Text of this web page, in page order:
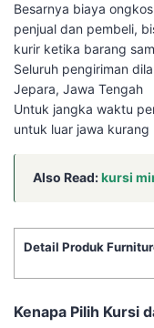
Besarnya biaya
penjual dan pembeli,
kurir ketika barang
Seluruh pengiriman
Jepara, Jawa Tengah
Untuk jangka waktu
untuk luar jawa kurang
Also Read:kursi
Detail Produk
Kenapa Pilih Kursi